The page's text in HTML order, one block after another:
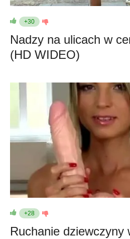
+30
Nadzy na ulicach w
(HD WIDEO)
+28
Ruchanie dziewczyny